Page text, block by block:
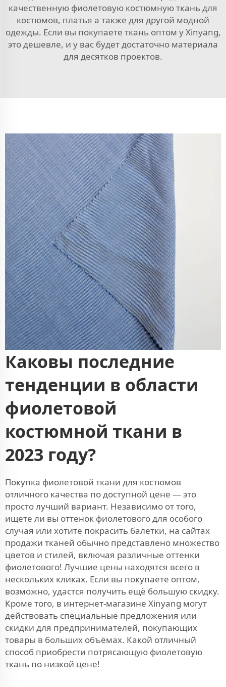
качественную фиолетовую костюмную ткань для
костюмов, платья а также для другой модной
одежды. Если вы покупаете ткань оптом у Xinyang,
это дешевле, и у вас будет достаточно материала
для десятков проектов.
Каковы последние
тенденции в области
фиолетовой
костюмной ткани в
2023 году?
Покупка фиолетовой ткани для костюмов
отличного качества по доступной цене — это
просто лучший вариант. Независимо от того,
ищете ли вы оттенок фиолетового для особого
случая или хотите покрасить балетки, на сайтах
продажи тканей обычно представлено множество
цветов и стилей, включая различные оттенки
фиолетового! Лучшие цены находятся всего в
нескольких кликах. Если вы покупаете оптом,
возможно, удастся получить ещё большую скидку.
Кроме того, в интернет-магазине Xinyang могут
действовать специальные предложения или
скидки для предпринимателей, покупающих
товары в больших объёмах. Какой отличный
способ приобрести потрясающую фиолетовую
ткань по низкой цене!